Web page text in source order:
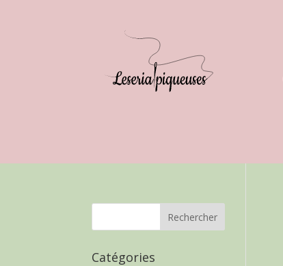
Catégories